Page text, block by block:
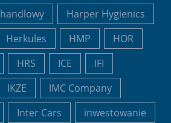
handlowy
Harper Hygienics
Herkules HMP
HOR
HRS ICE
IFI
IKZE
IMC Company
Inter Cars
inwestowanie